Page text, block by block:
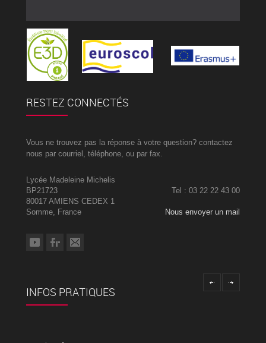
RESTEZ CONNECTÉS
Vous ne trouvez pas la réponse à votre question? contactez
nous par courriel, téléphone, ou par fax.
Lycée Madeleine Michelis
BP21723
Tel : 03 22 22 43 00
80017 AMIENS CEDEX 1
Somme, France
Nous envoyer un mail
INFOS PRATIQUES